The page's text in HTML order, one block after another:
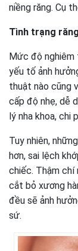
niềng răng. Cụ
Tình trạng
Mức độ nghiêm
yếu tố ảnh
thuật nào cũng
cấp độ nhẹ, dễ
lý nha khoa, chi
Tuy nhiên,
hơn, sai lệch
chiếc. Thậm chí
cắt bỏ xương
đều sẽ ảnh
sứ.